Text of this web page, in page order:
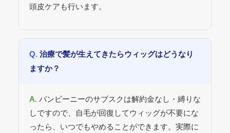
頭皮ケアも行います。
治療で髪が生えてきたらウィッグはどうなり
ますか？
バンビーニーのサブスクは解約金なし・縛りな
しですので、自毛が回復してウィッグが不要にな
ったら、いつでもやめることができます。実際に